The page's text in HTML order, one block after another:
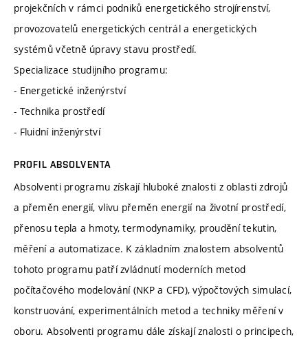
projekčních v rámci podniků energetického strojírenství,
provozovatelů energetických centrál a energetických
systémů včetně úpravy stavu prostředí.
Specializace studijního programu:
- Energetické inženýrství
- Technika prostředí
- Fluidní inženýrství
PROFIL ABSOLVENTA
Absolventi programu získají hluboké znalosti z oblasti zdrojů
a přeměn energií, vlivu přeměn energií na životní prostředí,
přenosu tepla a hmoty, termodynamiky, proudění tekutin,
měření a automatizace. K základním znalostem absolventů
tohoto programu patří zvládnutí moderních metod
počítačového modelování (NKP a CFD), výpočtových simulací,
konstruování, experimentálních metod a techniky měření v
oboru. Absolventi programu dále získají znalosti o principech,